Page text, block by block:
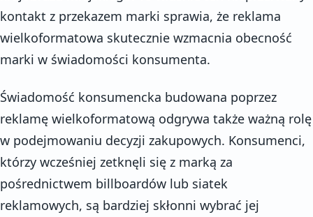
kontakt z przekazem marki sprawia, że reklama
wielkoformatowa skutecznie wzmacnia obecność
marki w świadomości konsumenta.
Świadomość konsumencka budowana poprzez
reklamę wielkoformatową odgrywa także ważną rolę
w podejmowaniu decyzji zakupowych. Konsumenci,
którzy wcześniej zetknęli się z marką za
pośrednictwem billboardów lub siatek
reklamowych, są bardziej skłonni wybrać jej